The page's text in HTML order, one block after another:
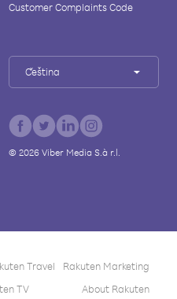
Customer Complaints Code
Čeština
© 2026Viber Media S.à r.l.
Travel
Rakuten Marketing
TV About Rakuten